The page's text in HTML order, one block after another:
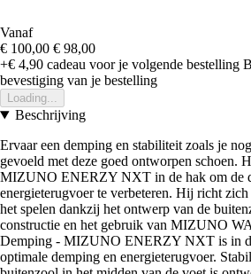
Vanaf
€ 100,00 € 98,00
+€ 4,90 cadeau voor je volgende bestelling
bevestiging van je bestelling
Loading...
Beschrijving
Ervaar een demping en stabiliteit zoals je
gevoeld met deze goed ontworpen schoen.
MIZUNO ENERZY NXT in de hak om de
energieterugvoer te verbeteren. Hij richt
het spelen dankzij het ontwerp van de
constructie en het gebruik van MIZUNO
Demping - MIZUNO ENERZY NXT is in
optimale demping en energieterugvoer.